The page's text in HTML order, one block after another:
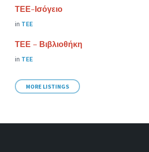
ΤΕΕ-Ισόγειο
in ΤΕΕ
ΤΕΕ – Βιβλιοθήκη
in ΤΕΕ
MORE LISTINGS